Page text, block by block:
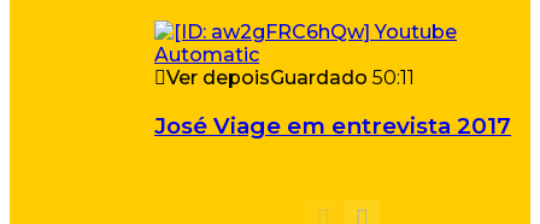
Ver depoisGuardado 50:11
José Viage em entrevista 2017